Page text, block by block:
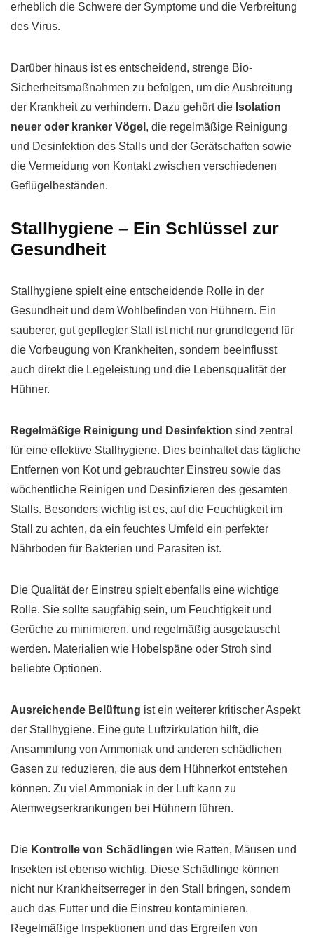
erheblich die Schwere der Symptome und die Verbreitung
des Virus.
Darüber hinaus ist es entscheidend, strenge Bio-
Sicherheitsmaßnahmen zu befolgen, um die Ausbreitung
der Krankheit zu verhindern. Dazu gehört die Isolation
neuer oder kranker Vögel , die regelmäßige Reinigung
und Desinfektion des Stalls und der Gerätschaften sowie
die Vermeidung von Kontakt zwischen verschiedenen
Geflügelbeständen.
Stallhygiene – Ein Schlüssel zur
Gesundheit
Stallhygiene spielt eine entscheidende Rolle in der
Gesundheit und dem Wohlbefinden von Hühnern. Ein
sauberer, gut gepflegter Stall ist nicht nur grundlegend für
die Vorbeugung von Krankheiten, sondern beeinflusst
auch direkt die Legeleistung und die Lebensqualität der
Hühner.
Regelmäßige Reinigung und Desinfektion sind zentral
für eine effektive Stallhygiene. Dies beinhaltet das tägliche
Entfernen von Kot und gebrauchter Einstreu sowie das
wöchentliche Reinigen und Desinfizieren des gesamten
Stalls. Besonders wichtig ist es, auf die Feuchtigkeit im
Stall zu achten, da ein feuchtes Umfeld ein perfekter
Nährboden für Bakterien und Parasiten ist.
Die Qualität der Einstreu spielt ebenfalls eine wichtige
Rolle. Sie sollte saugfähig sein, um Feuchtigkeit und
Gerüche zu minimieren, und regelmäßig ausgetauscht
werden. Materialien wie Hobelspäne oder Stroh sind
beliebte Optionen.
Ausreichende Belüftung ist ein weiterer kritischer Aspekt
der Stallhygiene. Eine gute Luftzirkulation hilft, die
Ansammlung von Ammoniak und anderen schädlichen
Gasen zu reduzieren, die aus dem Hühnerkot entstehen
können. Zu viel Ammoniak in der Luft kann zu
Atemwegserkrankungen bei Hühnern führen.
Die Kontrolle von Schädlingen wie Ratten, Mäusen und
Insekten ist ebenso wichtig. Diese Schädlinge können
nicht nur Krankheitserreger in den Stall bringen, sondern
auch das Futter und die Einstreu kontaminieren.
Regelmäßige Inspektionen und das Ergreifen von